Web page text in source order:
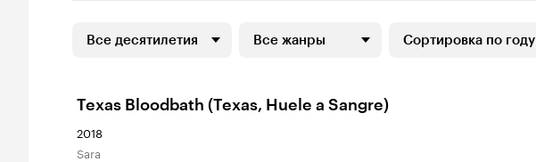
Все десятилетия Все жанры Сортировка по году
Texas Bloodbath (Texas, Huele a Sangre)
2018
Sara